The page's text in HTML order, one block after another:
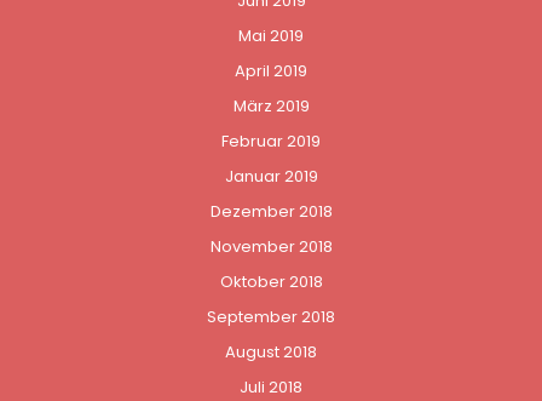
Mai 2019
April 2019
März 2019
Februar 2019
Januar 2019
Dezember 2018
November 2018
Oktober 2018
September 2018
August 2018
Juli 2018